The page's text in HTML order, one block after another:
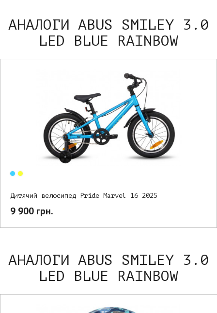
АНАЛОГИ ABUS SMILEY 3.0
LED BLUE RAINBOW
Дитячий велосипед Pride Marvel 16 2025
9 900 грн.
АНАЛОГИ ABUS SMILEY 3.0
LED BLUE RAINBOW